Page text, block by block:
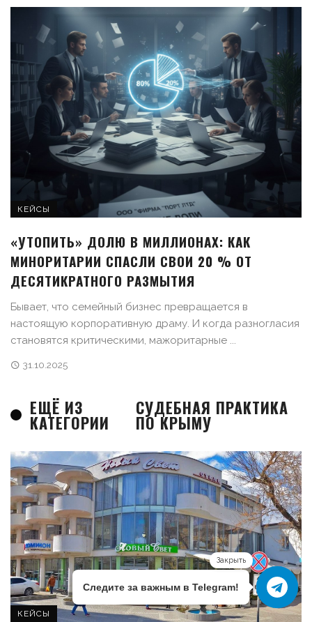
КЕЙСЫ
«УТОПИТЬ» ДОЛЮ В МИЛЛИОНАХ: КАК
МИНОРИТАРИИ СПАСЛИ СВОИ 20 % ОТ
ДЕСЯТИКРАТНОГО РАЗМЫТИЯ
Бывает, что семейный бизнес превращается в
настоящую корпоративную драму. И когда разногласия
становятся критическими, мажоритарные ...
31.10.2025
ЕЩЁ ИЗ
КАТЕГОРИИ
СУДЕБНАЯ ПРАКТИКА
ПО КРЫМУ
КЕЙСЫ
Закрыть
Следите за важным в Telegram!